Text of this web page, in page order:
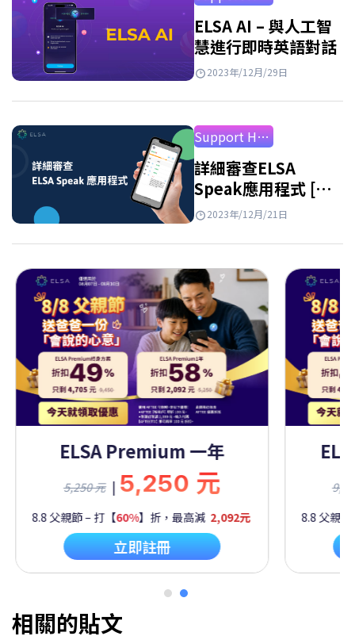
ELSA AI – 與人工智
慧進行即時英語對話
2023年/12月/29日
Support How to Use
詳細審查ELSA
Speak應用程式 [最
新2026年]
2023年/12月/21日
相關的貼文
一年
元
】折，最高減2,092元
ELSA Premium 終
9,450 元 9,450
8.8 父親節 – 打【 】折，最高